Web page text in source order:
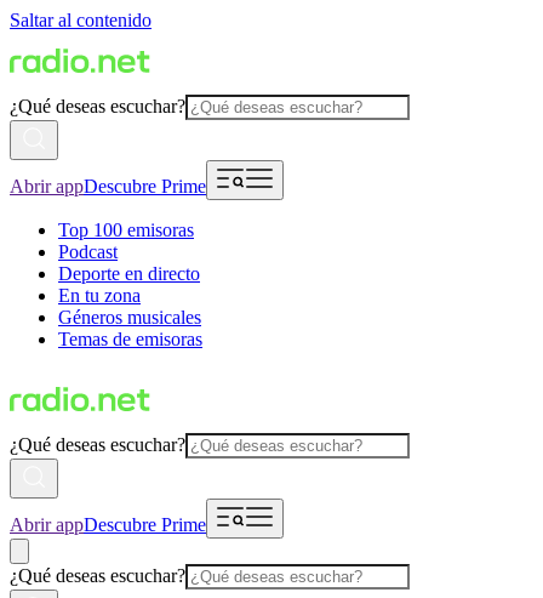
Saltar al contenido
¿Qué deseas escuchar?
Abrir appDescubre Prime
Top 100 emisoras
Podcast
Deporte en directo
En tu zona
Géneros musicales
Temas de emisoras
¿Qué deseas escuchar?
Abrir appDescubre Prime
¿Qué deseas escuchar?